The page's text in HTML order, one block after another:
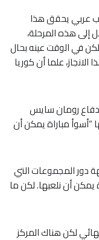
عربي يحقق هذا
إلى هذه المرحلة،
في الوقت عينه بحال
علما أن كوريا
رومان سايس
“أسوأ مباراة يمكن أن
دور المجموعات التي
يمكن أن نلعبها. لكن ما
لكن هناك المركز